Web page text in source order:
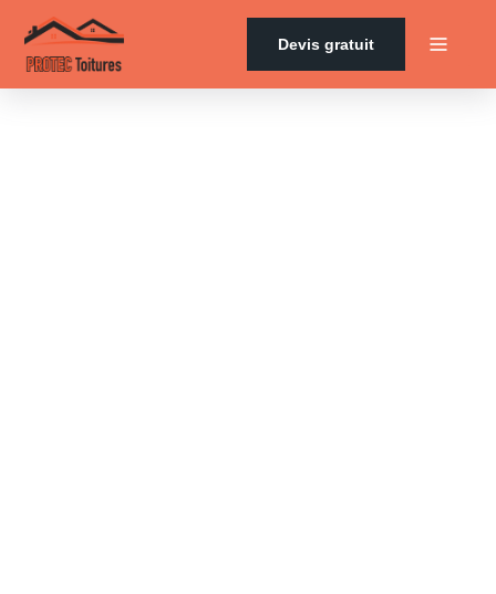
Devis gratuit